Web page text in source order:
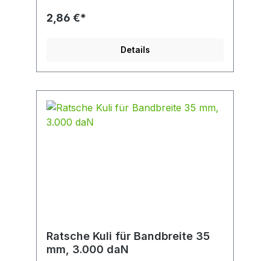
2,86 €*
Details
Ratsche Kuli für Bandbreite 35
mm, 3.000 daN